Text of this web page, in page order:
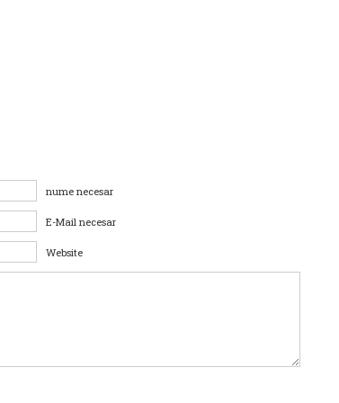
nume necesar
E-Mail necesar
Website